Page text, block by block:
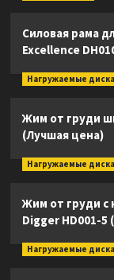
Силовая рама
Excellence
Нагружаемые
Жим от груди
(Лучшая цена)
Нагружаемые
Жим от груди с
Digger HD001-5
Нагружаемые